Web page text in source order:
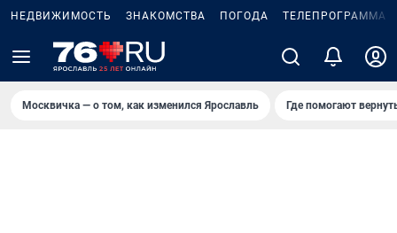
НЕДВИЖИМОСТЬ ЗНАКОМСТВА ПОГОДА ТЕЛЕПРОГРАММА
Москвичка — о том, как изменился Ярославль Где помогают